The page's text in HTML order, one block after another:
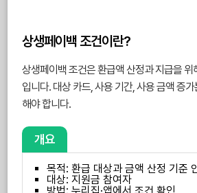
상생페이백 조건이란?
상생페이백 조건은 환급액 산정과 지급을 위
입니다. 대상 카드, 사용 기간, 사용 금액 증
해야 합니다.
개요
목적: 환급 대상과 금액 산정 기준
대상: 지원금 참여자